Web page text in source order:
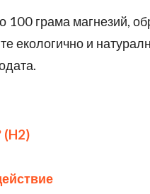
грама магнезий,
екологично и
(H2)